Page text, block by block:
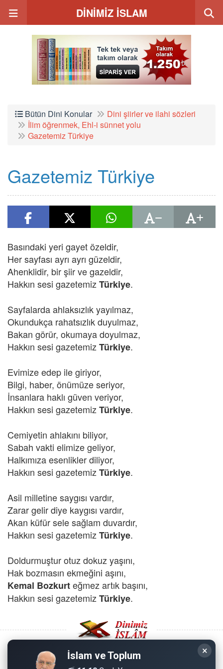
DİNİMİZ İSLAM
Bütün Dini Konular
Dini şiirler ve ilahi sözleri
İlim öğrenmek, Ehl-i sünnet yolu
Gazetemiz Türkiye
Gazetemiz Türkiye
Basındaki yeri gayet özeldir,
Her sayfası ayrı ayrı güzeldir,
Ahenklidir, bir şiir ve gazeldir,
Hakkın sesi gazetemiz Türkiye.
Sayfalarda ahlaksızlık yayılmaz,
Okundukça rahatsızlık duyulmaz,
Bakan görür, okumaya doyulmaz,
Hakkın sesi gazetemiz Türkiye.
Evimize edep ile giriyor,
Bilgi, haber, önümüze seriyor,
İnsanlara haklı güven veriyor,
Hakkın sesi gazetemiz Türkiye.
Cemiyetin ahlakını biliyor,
Sabah vakti elimize geliyor,
Halkımıza esenlikler diliyor,
Hakkın sesi gazetemiz Türkiye.
Asil milletine saygısı vardır,
Zarar gelir diye kaygısı vardır,
Akan küfür sele sağlam duvardır,
Hakkın sesi gazetemiz Türkiye.
Doldurmuştur otuz dokuz yaşını,
Hak bozmasın ekmeğini aşını,
Kemal Bozkurteğmez artık başını,
Hakkın sesi gazetemiz Türkiye.
×
İslam ve Toplum